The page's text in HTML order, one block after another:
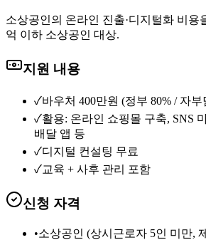
소상공인의 온라인 진출·디지털화 비용
억 이하 소상공인 대상.
지원 내용
✓바우처 400만원 (정부 80% / 자부
✓활용: 온라인 쇼핑몰 구축, SNS
배달 앱 등
✓디지털 컨설팅 무료
✓교육 + 사후 관리 포함
신청 자격
•소상공인 (상시근로자 5인 미만,